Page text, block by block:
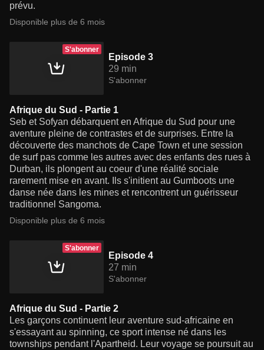
prévu.
Disponible plus de 6 mois
S'abonner
Episode 3
29 min
S'abonner
Afrique du Sud - Partie 1
Seb et Sofyan débarquent en Afrique du Sud pour une
aventure pleine de contrastes et de surprises. Entre la
découverte des manchots de Cape Town et une session
de surf pas comme les autres avec des enfants des rues à
Durban, ils plongent au coeur d'une réalité sociale
rarement mise en avant. Ils s'initient au Gumboots une
danse née dans les mines et rencontrent un guérisseur
traditionnel Sangoma.
Disponible plus de 6 mois
S'abonner
Episode 4
27 min
S'abonner
Afrique du Sud - Partie 2
Les garçons continuent leur aventure sud-africaine en
s'essayant au spinning, ce sport intense né dans les
townships pendant l'Apartheid. Leur voyage se poursuit au